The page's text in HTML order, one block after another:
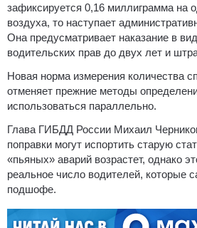
зафиксируется 0,16 миллиграмма на
воздуха, то наступает
Она предусматривает наказание в
водительских прав до двух лет и
Новая норма измерения количества
отменяет прежние методы
использоваться параллельно.
Глава ГИБДД России Михаил
поправки могут испортить старую
«пьяных» аварий возрастет, однако
реальное число водителей, которые
подшофе.